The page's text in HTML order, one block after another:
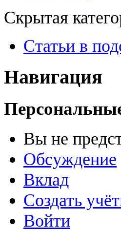
Скрытая
Статьи в
Навигация
Вы не
Обсуждение
Вклад
Создать
Войти